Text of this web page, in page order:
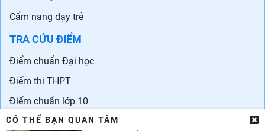
Cẩm nang dạy trẻ
TRA CỨU ĐIỂM
Điểm chuẩn Đại học
Điểm thi THPT
Điểm chuẩn lớp 10
CÓ THỂ BẠN QUAN TÂM